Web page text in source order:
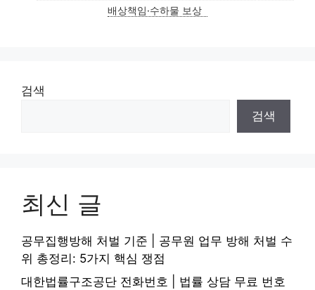
배상책임·수하물 보상
검색
검색
최신 글
공무집행방해 처벌 기준 | 공무원 업무 방해 처벌 수
위 총정리: 5가지 핵심 쟁점
대한법률구조공단 전화번호 | 법률 상담 무료 번호